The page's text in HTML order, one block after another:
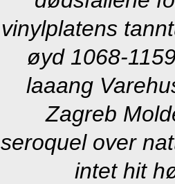
vinylplatens
øyd 1068-
laaang
Zagreb
seroquel over
intet hit